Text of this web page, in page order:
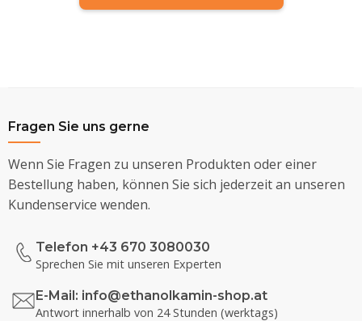
Fragen Sie uns gerne
Wenn Sie Fragen zu unseren Produkten oder einer
Bestellung haben, können Sie sich jederzeit an unseren
Kundenservice wenden.
Telefon +43 670 3080030
Sprechen Sie mit unseren Experten
E-Mail: info@ethanolkamin-shop.at
Antwort innerhalb von 24 Stunden (werktags)